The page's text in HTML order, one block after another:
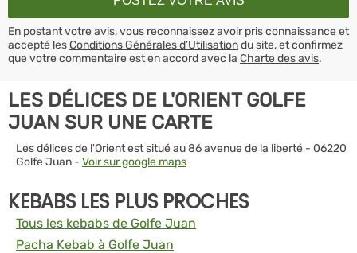
En postant votre avis, vous reconnaissez avoir pris connaissance et
accepté lesConditions Générales d’Utilisationdu site, et confirmez
que votre commentaire est en accord avec la Charte des avis.
LES DÉLICES DE L'ORIENT GOLFE
JUAN SUR UNE CARTE
Les délices de l'Orient est situé au 86 avenue de la liberté - 06220
Golfe Juan - Voir sur google maps
KEBABS LES PLUS PROCHES
Tous les kebabs de Golfe Juan
Pacha Kebab à Golfe Juan